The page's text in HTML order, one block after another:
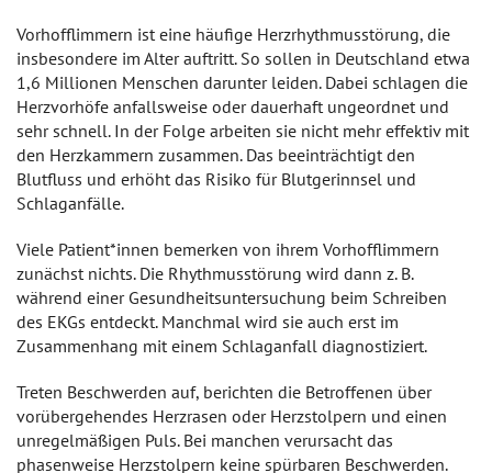
Vorhofflimmern ist eine häufige Herzrhythmusstörung, die
insbesondere im Alter auftritt. So sollen in Deutschland etwa
1,6 Millionen Menschen darunter leiden. Dabei schlagen die
Herzvorhöfe anfallsweise oder dauerhaft ungeordnet und
sehr schnell. In der Folge arbeiten sie nicht mehr effektiv mit
den Herzkammern zusammen. Das beeinträchtigt den
Blutfluss und erhöht das Risiko für Blutgerinnsel und
Schlaganfälle.
Viele Patient*innen bemerken von ihrem Vorhofflimmern
zunächst nichts. Die Rhythmusstörung wird dann z. B.
während einer Gesundheitsuntersuchung beim Schreiben
des EKGs entdeckt. Manchmal wird sie auch erst im
Zusammenhang mit einem Schlaganfall diagnostiziert.
Treten Beschwerden auf, berichten die Betroffenen über
vorübergehendes Herzrasen oder Herzstolpern und einen
unregelmäßigen Puls. Bei manchen verursacht das
phasenweise Herzstolpern keine spürbaren Beschwerden.